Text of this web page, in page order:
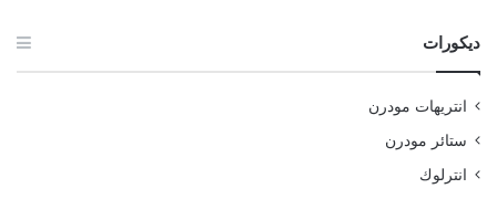
ديكورات
انتريهات مودرن
ستائر مودرن
انترلوك